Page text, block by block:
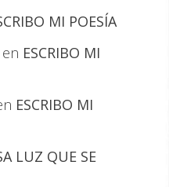
MI POESÍA
en ESCRIBO MI
ESCRIBO MI
LUZ QUE SE